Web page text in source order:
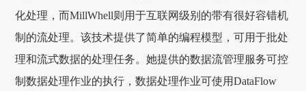
化处理，而MillWhell则用于互联网级别的带有很好容错机
制的流处理。该技术提供了简单的编程模型，可用于批处
理和流式数据的处理任务。她提供的数据流管理服务可控
制数据处理作业的执行，数据处理作业可使用DataFlow